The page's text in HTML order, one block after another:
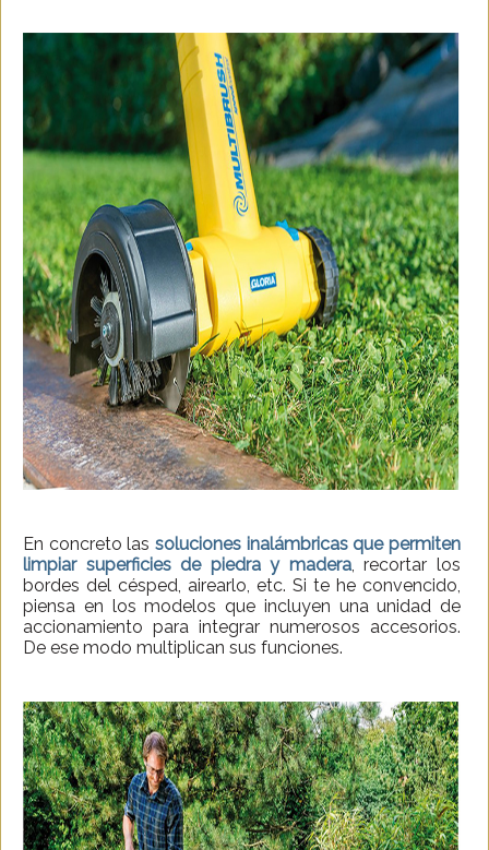
En concreto las soluciones inalámbricas que permiten
limpiar superficies de piedra y madera, recortar los
bordes del césped, airearlo, etc. Si te he convencido,
piensa en los modelos que incluyen una unidad de
accionamiento para integrar numerosos accesorios.
De ese modo multiplican sus funciones.